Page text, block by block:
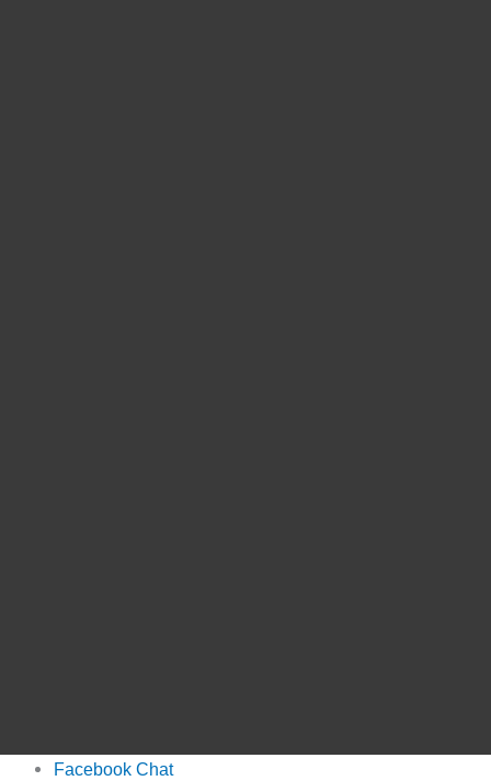
Facebook Chat